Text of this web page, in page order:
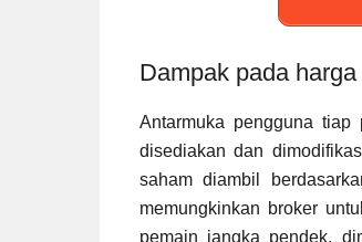
Dampak pada harga
Antarmuka pengguna tiap
disediakan dan
saham diambil
memungkinkan broker
pemain jangka pendek,